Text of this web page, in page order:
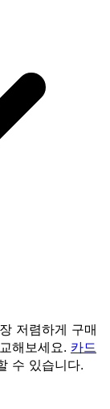
저렴하게 구매
해보세요. 카드
수 있습니다.